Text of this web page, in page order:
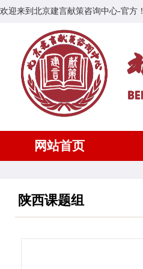
欢迎来到北京建言献策咨询中心-官方！
网站首页
陕西课题组